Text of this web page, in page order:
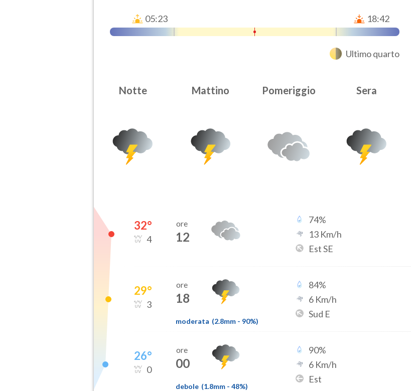
05:23 18:42
Ultimo quarto
Notte Mattino Pomeriggio Sera
32°
4
ore
12
74%
13 Km/h
Est SE
29°
3
ore
18
moderata (2.8mm - 90%)
84%
6 Km/h
Sud E
26°
0
ore
00
debole (1.8mm - 48%)
90%
6 Km/h
Est